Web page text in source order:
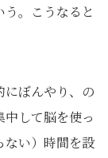
。こうなると
にぼんやり、の
して脳を使っ
ない）時間を設